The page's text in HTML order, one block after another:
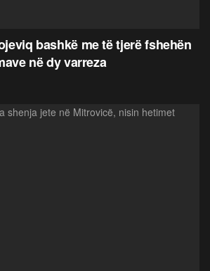
bashkë me të tjerë fshehën
në dy varreza